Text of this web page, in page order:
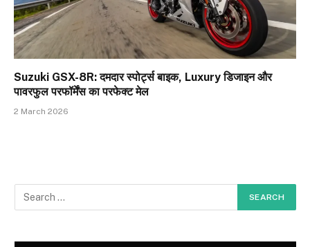
Suzuki GSX-8R: दमदार स्पोर्ट्स बाइक, Luxury डिजाइन और
पावरफुल परफॉर्मेंस का परफेक्ट मेल
2 March 2026